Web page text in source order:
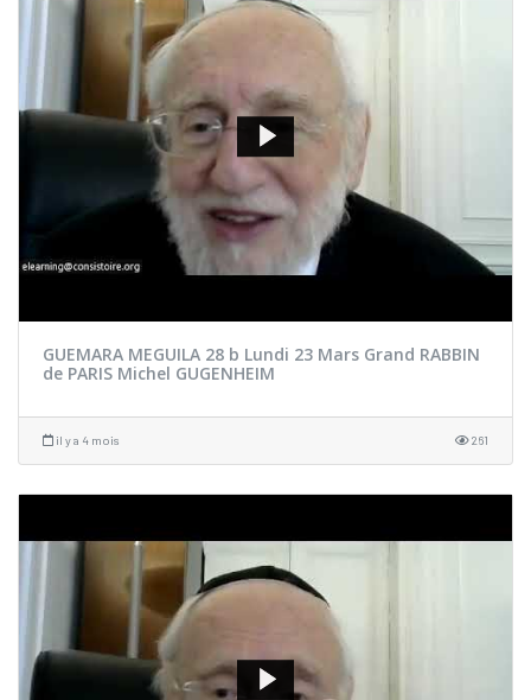
GUEMARA MEGUILA 28 b Lundi 23 Mars Grand RABBIN
de PARIS Michel GUGENHEIM
il y a 4 mois 261